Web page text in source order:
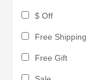
$ Off
Free Shipping
Free Gift